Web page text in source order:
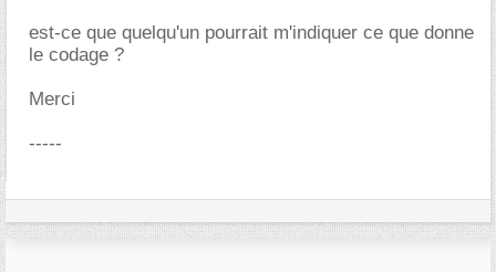
est-ce que quelqu'un pourrait m'indiquer ce que donne
le codage ?
Merci
-----